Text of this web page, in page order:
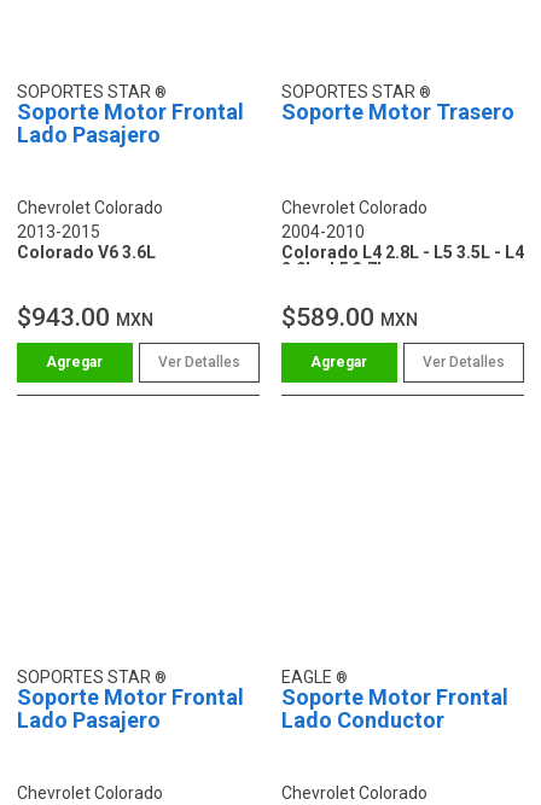
SOPORTES STAR
Soporte Motor Frontal
Lado Pasajero
Chevrolet Colorado
2013-2015
Colorado V6 3.6L
$943.00 MXN
Ver Detalles
SOPORTES STAR
Soporte Motor Trasero
Chevrolet Colorado
2004-2010
Colorado L4 2.8L - L5 3.5L - L4
2.9L - L5 3.7L
$589.00 MXN
Ver Detalles
SOPORTES STAR
Soporte Motor Frontal
Lado Pasajero
Chevrolet Colorado
EAGLE
Soporte Motor Frontal
Lado Conductor
Chevrolet Colorado